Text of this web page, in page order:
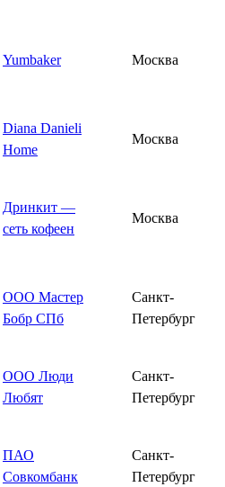
Yumbaker Москва
Diana Danieli
Home
Москва
Дринкит —
сеть кофеен
Москва
ООО Мастер
Бобр СПб
Санкт-
Петербург
ООО Люди
Любят
Санкт-
Петербург
ПАО
Совкомбанк
Санкт-
Петербург